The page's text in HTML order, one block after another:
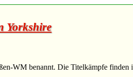
Yorkshire
WM benannt. Die Titelkämpfe finden